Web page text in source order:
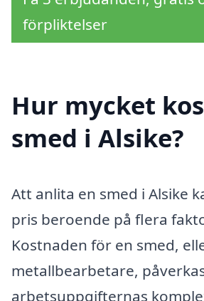
förpliktelser
Hur mycket
smed i Alsike?
Att anlita en smed i Alsike
pris beroende på flera
Kostnaden för en smed,
metallbearbetare,
arbetsuppgifternas